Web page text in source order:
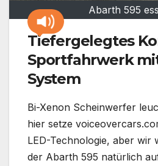
Abarth 595
Tiefergelegtes
Sportfahrwerk
System
Bi-Xenon Scheinwerfer
hier setze
LED-Technologie, aber wir
der Abarth 595 natürlich